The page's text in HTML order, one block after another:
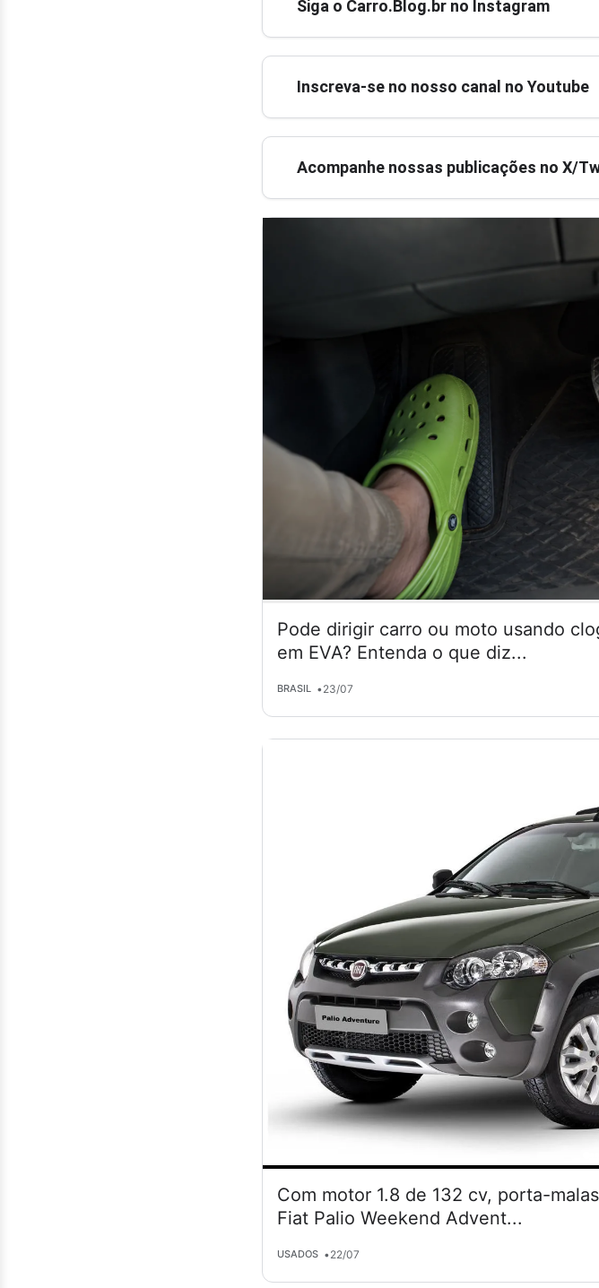
Siga o Carro.Blog.br no Instagram
Inscreva-se no nosso canal no Youtube
Acompanhe nossas publicações no X/
Pode dirigir carro ou moto usando
em EVA? Entenda o que diz...
BRASIL •23/07
Com motor 1.8 de 132 cv, porta-
Fiat Palio Weekend Advent...
USADOS •22/07